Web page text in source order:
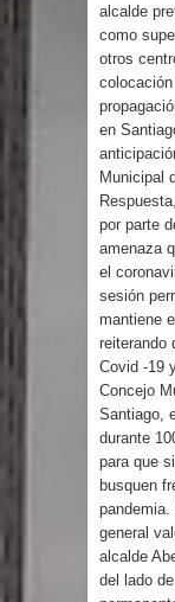
alcalde
como
otros
en
Municipal
por parte
amenaza
el
sesión
mantiene
reiterando
Covid -19
Concejo
Santiago,
durante
para que
busquen
pandemia.
general
alcalde
del lado